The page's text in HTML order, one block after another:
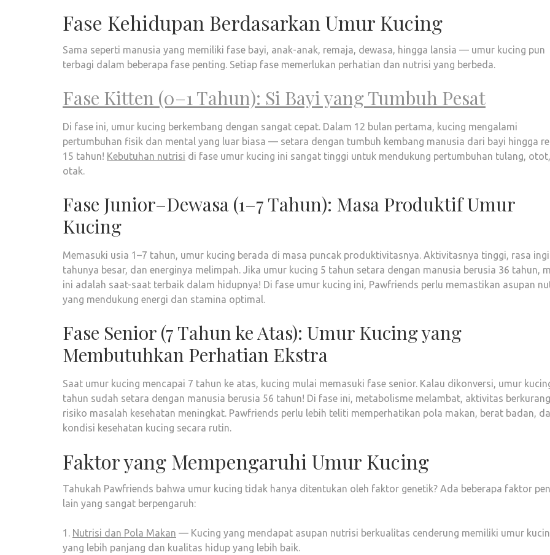
Fase Kehidupan Berdasarkan Umur Kucing
Sama seperti manusia yang memiliki fase bayi, anak-anak, remaja, dewasa, hingga lansia — umur kucing pun
terbagi dalam beberapa fase penting. Setiap fase memerlukan perhatian dan nutrisi yang berbeda.
Fase Kitten (0–1 Tahun): Si Bayi yang Tumbuh Pesat
Di fase ini, umur kucing berkembang dengan sangat cepat. Dalam 12 bulan pertama, kucing mengalami
pertumbuhan fisik dan mental yang luar biasa — setara dengan tumbuh kembang manusia dari bayi hingga
15 tahun! Kebutuhan nutrisi di fase umur kucing ini sangat tinggi untuk mendukung pertumbuhan tulang,
otak.
Fase Junior–Dewasa (1–7 Tahun): Masa Produktif Umur
Kucing
Memasuki usia 1–7 tahun, umur kucing berada di masa puncak produktivitasnya. Aktivitasnya tinggi, rasa
tahunya besar, dan energinya melimpah. Jika umur kucing 5 tahun setara dengan manusia berusia 36 tahun,
ini adalah saat-saat terbaik dalam hidupnya! Di fase umur kucing ini, Pawfriends perlu memastikan asupan
yang mendukung energi dan stamina optimal.
Fase Senior (7 Tahun ke Atas): Umur Kucing yang
Membutuhkan Perhatian Ekstra
Saat umur kucing mencapai 7 tahun ke atas, kucing mulai memasuki fase senior. Kalau dikonversi, umur
tahun sudah setara dengan manusia berusia 56 tahun! Di fase ini, metabolisme melambat, aktivitas
risiko masalah kesehatan meningkat. Pawfriends perlu lebih teliti memperhatikan pola makan, berat badan,
kondisi kesehatan kucing secara rutin.
Faktor yang Mempengaruhi Umur Kucing
Tahukah Pawfriends bahwa umur kucing tidak hanya ditentukan oleh faktor genetik? Ada beberapa faktor
lain yang sangat berpengaruh:
1. Nutrisi dan Pola Makan — Kucing yang mendapat asupan nutrisi berkualitas cenderung memiliki umur
yang lebih panjang dan kualitas hidup yang lebih baik.